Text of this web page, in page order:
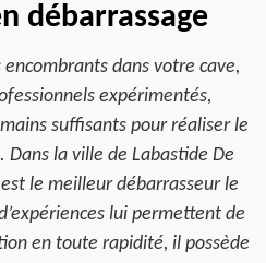
débarrassage
dans votre cave,
expérimentés,
suffisants pour réaliser le
la ville de Labastide De
le meilleur débarrasseur le
lui permettent de
en toute rapidité, il possède